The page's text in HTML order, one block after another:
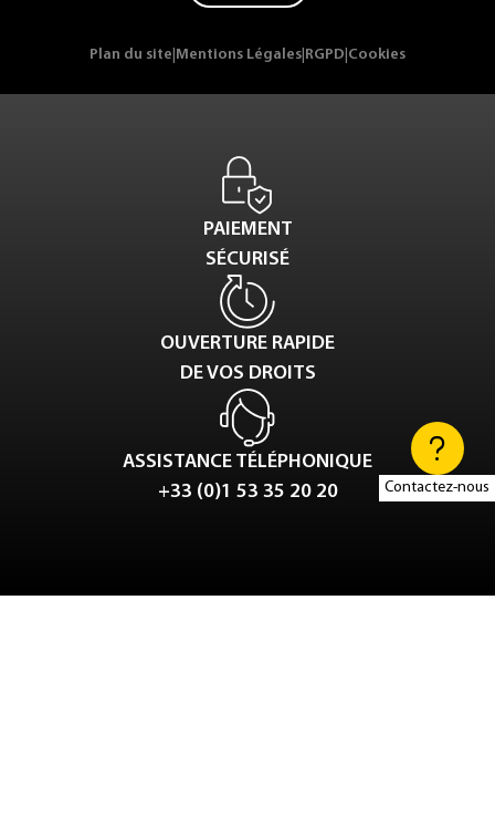
Contactez-nous
Plan du site Mentions Légales RGPD Cookies
PAIEMENT
SÉCURISÉ
OUVERTURE RAPIDE
DE VOS DROITS
ASSISTANCE TÉLÉPHONIQUE
+33 (0)1 53 35 20 20